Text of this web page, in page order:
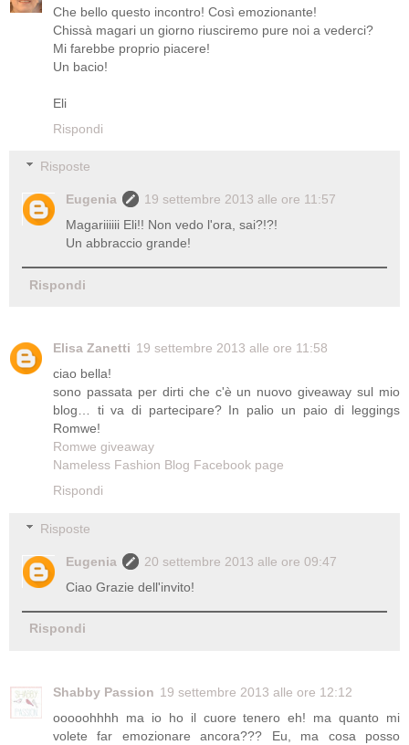
Che bello questo incontro! Così emozionante!
Chissà magari un giorno riusciremo pure noi a vederci?
Mi farebbe proprio piacere!
Un bacio!
Eli
Rispondi
Risposte
Eugenia
19 settembre 2013 alle ore 11:57
Magariiiiii Eli!! Non vedo l'ora, sai?!?!
Un abbraccio grande!
Rispondi
Elisa Zanetti 19 settembre 2013 alle ore 11:58
ciao bella!
sono passata per dirti che c'è un nuovo giveaway sul mio
blog… ti va di partecipare? In palio un paio di leggings
Romwe!
Romwe giveaway
Nameless Fashion Blog Facebook page
Rispondi
Risposte
Eugenia
20 settembre 2013 alle ore 09:47
Ciao Grazie dell'invito!
Rispondi
Shabby Passion 19 settembre 2013 alle ore 12:12
ooooohhhh ma io ho il cuore tenero eh! ma quanto mi
volete far emozionare ancora??? Eu, ma cosa posso